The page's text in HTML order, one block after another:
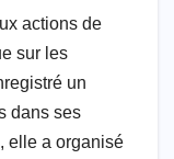
actions de
sur les
un
dans ses
elle a organisé